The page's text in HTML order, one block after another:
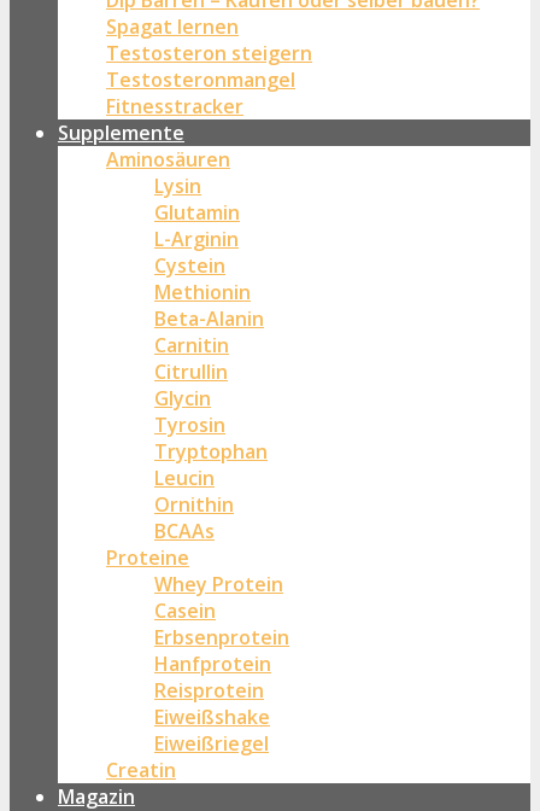
Spagat lernen
Testosteron steigern
Testosteronmangel
Fitnesstracker
Supplemente
Aminosäuren
Lysin
Glutamin
L-Arginin
Cystein
Methionin
Beta-Alanin
Carnitin
Citrullin
Glycin
Tyrosin
Tryptophan
Leucin
Ornithin
BCAAs
Proteine
Whey Protein
Casein
Erbsenprotein
Hanfprotein
Reisprotein
Eiweißshake
Eiweißriegel
Creatin
Magazin